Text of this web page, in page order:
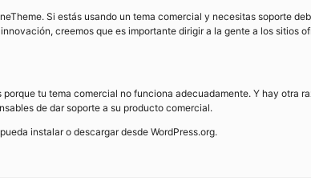
Si estás usando un tema comercial y necesitas soporte
creemos que es importante dirigir a la gente a los sitios
tu tema comercial no funciona adecuadamente. Y hay otra
de dar soporte a su producto comercial.
instalar o descargar desde WordPress.org.